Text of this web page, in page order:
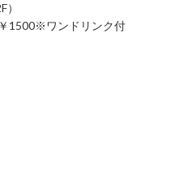
1500※ワンドリンク付